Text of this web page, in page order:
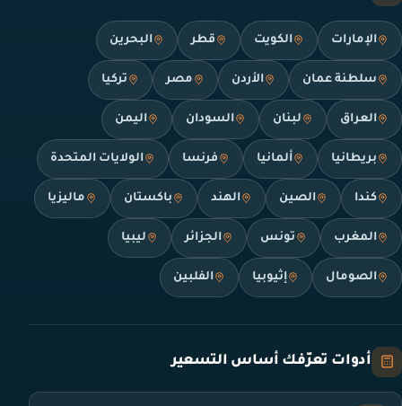
الإمارات الكويت قطر البحرين
سلطنة عمان الأردن مصر تركيا
العراق لبنان السودان اليمن
بريطانيا ألمانيا فرنسا الولايات المتحدة
كندا الصين الهند باكستان ماليزيا
المغرب تونس الجزائر ليبيا
الصومال إثيوبيا الفلبين
أدوات تعرّفك أساس التسعير